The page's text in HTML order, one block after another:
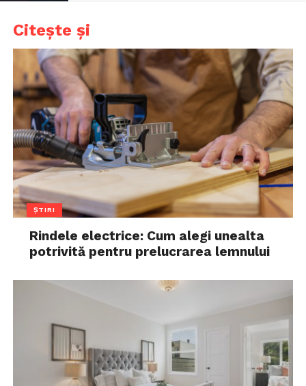
Citește și
ȘTIRI
Rindele electrice: Cum alegi unealta
potrivită pentru prelucrarea lemnului